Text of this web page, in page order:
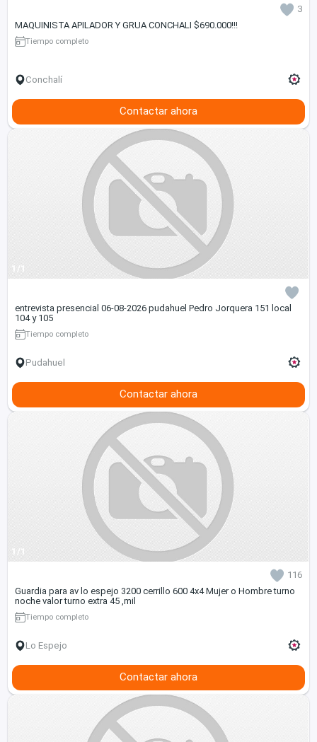
3
MAQUINISTA APILADOR Y GRUA CONCHALI $690.000!!!
Tiempo completo
Conchalí
Contactar ahora
1/1
entrevista presencial 06-08-2026 pudahuel Pedro Jorquera 151 local
104 y 105
Tiempo completo
Pudahuel
Contactar ahora
1/1
116
Guardia para av lo espejo 3200 cerrillo 600 4x4 Mujer o Hombre turno
noche valor turno extra 45 ,mil
Tiempo completo
Lo Espejo
Contactar ahora